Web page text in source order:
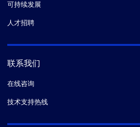
可持续发展
人才招聘
联系我们
在线咨询
技术支持热线